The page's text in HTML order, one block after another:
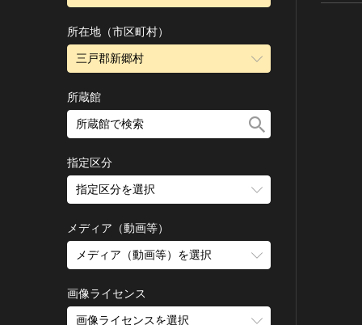
奈良 [日本]
平安 [日本]
鎌倉 [日本]
室町 [日本]
安土・桃山 [日本]
明治 [日本]
大正 [日本]
昭和 [日本]
平成 [日本]
旧石器 [朝鮮半島]
城郭建築
住居建築
近世以前その他
近代その他
絵画
日本画
水彩
素描
その他
版画
銅版画
所在地（市区町村）
三戸郡新郷村
所蔵館
指定区分
指定区分を選択
国宝
重要文化財
登録有形文化財
重要無形文化財
登録無形文化財
メディア（動画等）
メディア（動画等）を選択
動画
高画質画像
画像ライセンス
画像ライセンスを選択